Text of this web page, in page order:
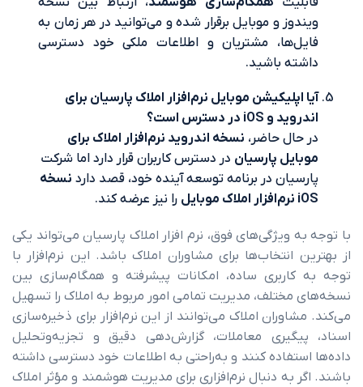
و موبایل برقرار شده و می‌توانید در هر زمان به
مشتریان و اطلاعات ملکی خود دسترسی
باشید.
موبایل نرم‌افزار املاک پارسیان برای
حاضر،نسخه اندروید نرم‌افزار املاک برای
پارسیاندر دسترس کاربران قرار دارد اما شرکت
در برنامه توسعه آینده خود، قصد داردنسخه
را نیز عرضه کند.
ویژگی‌های فوق، نرم افزار املاک پارسیان می‌تواند یکی
برای مشاوران املاک باشد. این نرم‌افزار با
ساده، امکانات پیشرفته و همگام‌سازی بین
مدیریت تمامی امور مربوط به املاک را تسهیل
املاک می‌توانند از این نرم‌افزار برای ذخیره‌سازی
معاملات، گزارش‌دهی دقیق و تجزیه‌و‌تحلیل
کنند و به‌راحتی به اطلاعات خود دسترسی داشته
به دنبال نرم‌افزاری برای مدیریت هوشمند و مؤثر املاک